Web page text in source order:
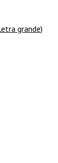
grande)